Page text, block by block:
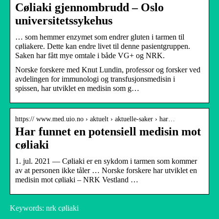
Cøliaki gjennombrudd – Oslo
universitetssykehus
… som hemmer enzymet som endrer gluten i tarmen til
cøliakere. Dette kan endre livet til denne pasientgruppen.
Saken har fått mye omtale i både VG+ og NRK.
Norske forskere med Knut Lundin, professor og forsker ved
avdelingen for immunologi og transfusjonsmedisin i
spissen, har utviklet en medisin som g…
https:// www.med.uio.no › aktuelt › aktuelle-saker › har…
Har funnet en potensiell medisin mot
cøliaki
1. jul. 2021 — Cøliaki er en sykdom i tarmen som kommer
av at personen ikke tåler … Norske forskere har utviklet en
medisin mot cøliaki – NRK Vestland …
Keywords: nrk cøliaki